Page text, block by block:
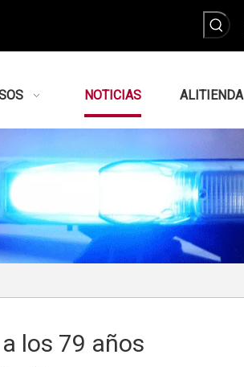
NOTICIAS ALITIENDA
los 79 años